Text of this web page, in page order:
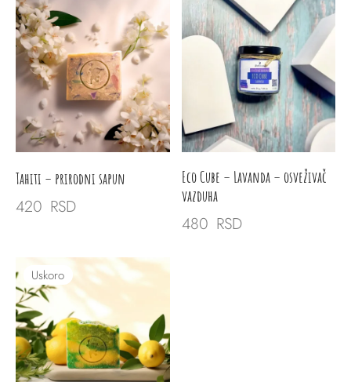
Tahiti – prirodni sapun
420 RSD
Eco Cube – Lavanda – osveživač
vazduha
480 RSD
Uskoro